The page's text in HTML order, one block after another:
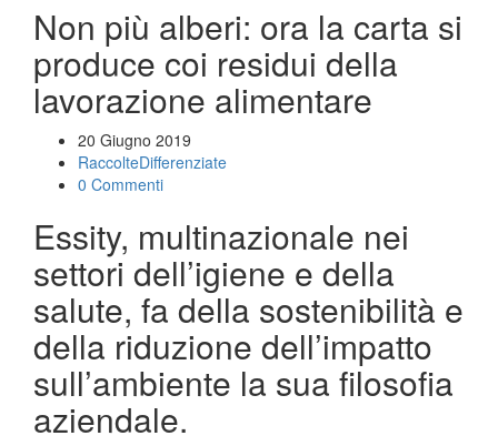
Non più alberi: ora la carta si
produce coi residui della
lavorazione alimentare
20 Giugno 2019
RaccolteDifferenziate
0 Commenti
Essity, multinazionale nei
settori dell’igiene e della
salute, fa della sostenibilità e
della riduzione dell’impatto
sull’ambiente la sua filosofia
aziendale.